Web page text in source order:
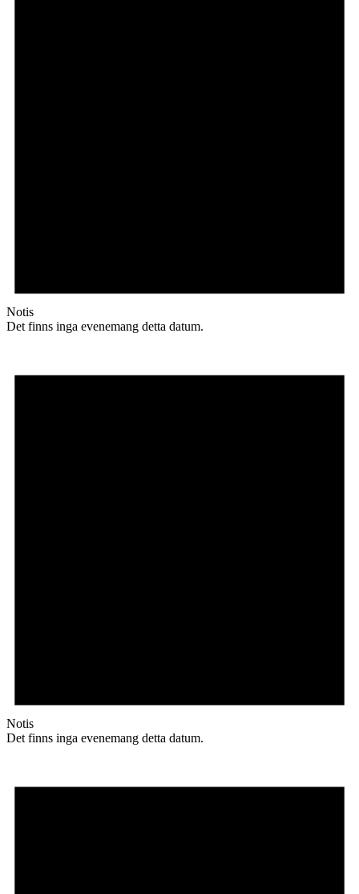
Notis
Det finns inga evenemang detta datum.
Notis
Det finns inga evenemang detta datum.